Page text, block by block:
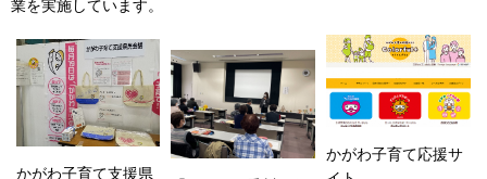
業を実施しています。
かがわ子育て支援県
かがわ子育て応援サ